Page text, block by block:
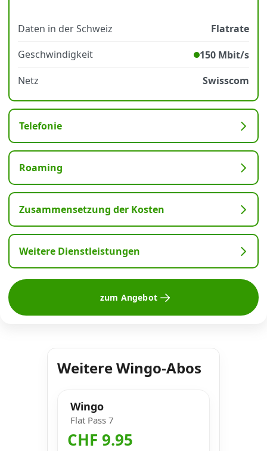
Daten in der Schweiz
Flatrate
Geschwindigkeit
150 Mbit/s
Netz
Swisscom
Telefonie
Roaming
Zusammensetzung der Kosten
Weitere Dienstleistungen
zum Angebot
Weitere Wingo-Abos
Wingo
Flat Pass 7
CHF 9.95